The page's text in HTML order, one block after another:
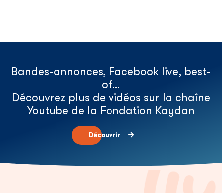
Bandes-annonces, Facebook live, best-
of…
Découvrez plus de vidéos sur la chaîne
Youtube de la Fondation Kaydan
Découvrir